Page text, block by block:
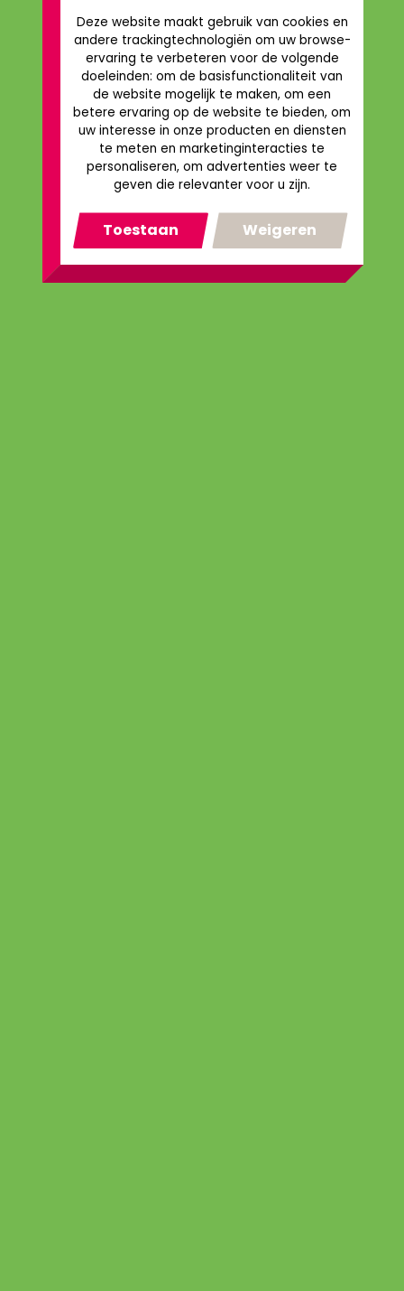
Deze website maakt gebruik van cookies en
andere trackingtechnologiën om uw browse-
ervaring te verbeteren voor de volgende
doeleinden:om de basisfunctionaliteit van
de website mogelijk te maken,om een
betere ervaring op de website te bieden,om
uw interesse in onze producten en diensten
te meten en marketinginteracties te
personaliseren,om advertenties weer te
geven die relevanter voor u zijn.